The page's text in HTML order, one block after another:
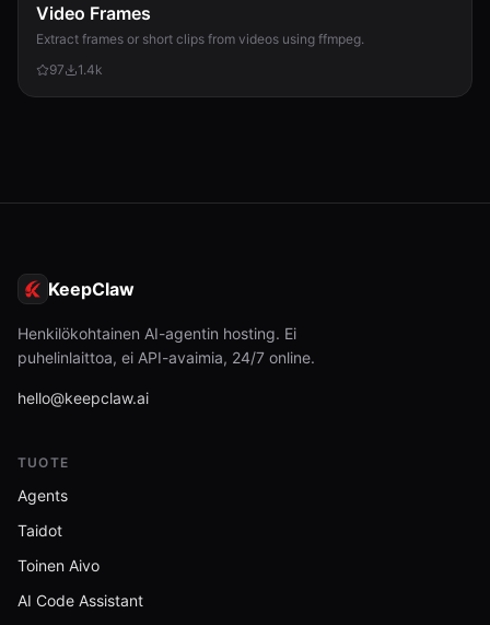
Video Frames
Extract frames or short clips from videos using ffmpeg.
97
1.4k
KeepClaw
Henkilökohtainen AI-agentin hosting. Ei
puhelinlaittoa, ei API-avaimia, 24/7 online.
hello@keepclaw.ai
TUOTE
Agents
Taidot
Toinen Aivo
AI Code Assistant